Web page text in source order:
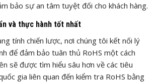
bảo sự an tâm tuyệt đối cho khách hàng.
và thực hành tốt nhất
tính chiến lược, nơi chúng tôi kết nối lý
để đảm bảo tuân thủ RoHS một cách
sẽ được tìm hiểu sâu hơn về các tiêu
gia liên quan đến kiểm tra RoHS bằng